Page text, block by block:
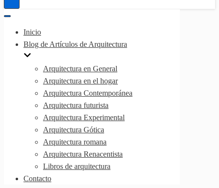
Menú
Menú
navegación
Inicio
Blog de Artículos de Arquitectura
Arquitectura en General
Arquitectura en el hogar
Arquitectura Contemporánea
Arquitectura futurista
Arquitectura Experimental
Arquitectura Gótica
Arquitectura romana
Arquitectura Renacentista
Libros de arquitectura
Contacto